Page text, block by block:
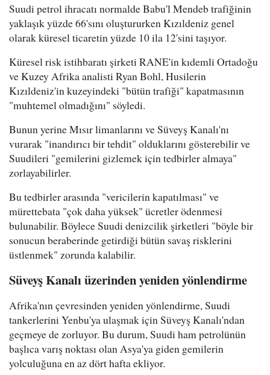
Suudi petrol ihracatı normalde Babu'l Mendeb trafiğinin
yaklaşık yüzde 66'sını oluştururken Kızıldeniz genel
olarak küresel ticaretin yüzde 10 ila 12'sini taşıyor.
Küresel risk istihbaratı şirketi RANE'in kıdemli Ortadoğu
ve Kuzey Afrika analisti Ryan Bohl, Husilerin
Kızıldeniz'in kuzeyindeki "bütün trafiği" kapatmasının
"muhtemel olmadığını" söyledi.
Bunun yerine Mısır limanlarını ve Süveyş Kanalı'nı
vurarak "inandırıcı bir tehdit" olduklarını gösterebilir ve
Suudileri "gemilerini gizlemek için tedbirler almaya"
zorlayabilirler.
Bu tedbirler arasında "vericilerin kapatılması" ve
mürettebata "çok daha yüksek" ücretler ödenmesi
bulunabilir. Böylece Suudi denizcilik şirketleri "böyle bir
sonucun beraberinde getirdiği bütün savaş risklerini
üstlenmek" zorunda kalabilir.
Süveyş Kanalı üzerinden yeniden yönlendirme
Afrika'nın çevresinden yeniden yönlendirme, Suudi
tankerlerini Yenbu'ya ulaşmak için Süveyş Kanalı'ndan
geçmeye de zorluyor. Bu durum, Suudi ham petrolünün
başlıca varış noktası olan Asya'ya giden gemilerin
yolculuğuna en az dört hafta ekliyor.